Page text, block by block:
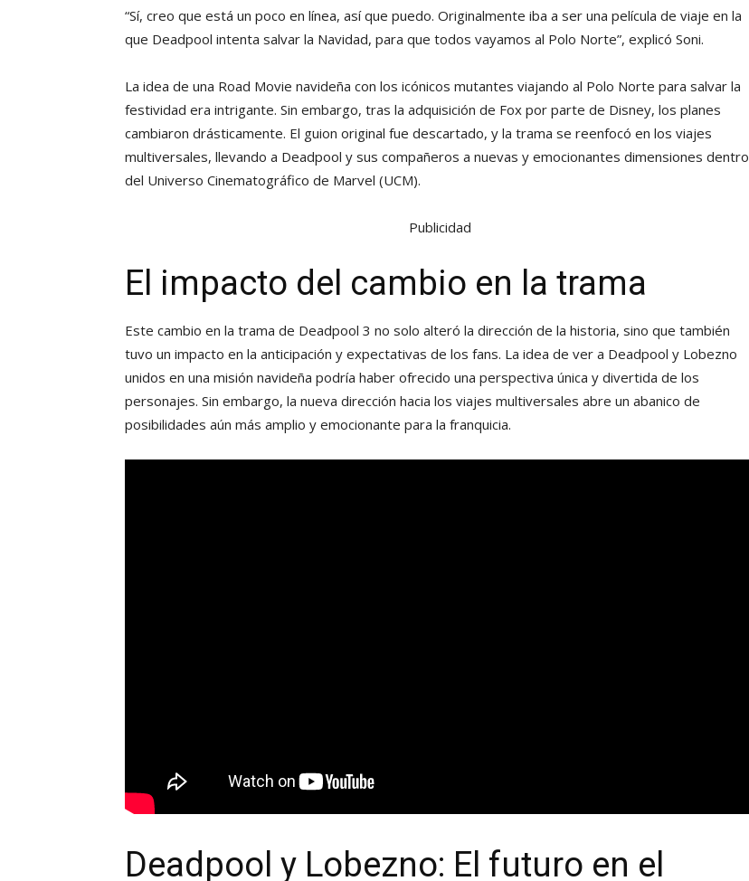
“Sí, creo que está un poco en línea, así que puedo. Originalmente iba a ser una película de viaje en la
que Deadpool intenta salvar la Navidad, para que todos vayamos al Polo Norte”, explicó Soni.
La idea de una Road Movie navideña con los icónicos mutantes viajando al Polo Norte para salvar la
festividad era intrigante. Sin embargo, tras la adquisición de Fox por parte de Disney, los planes
cambiaron drásticamente. El guion original fue descartado, y la trama se reenfocó en los viajes
multiversales, llevando a Deadpool y sus compañeros a nuevas y emocionantes dimensiones dentro
del Universo Cinematográfico de Marvel (UCM).
Publicidad
El impacto del cambio en la trama
Este cambio en la trama de Deadpool 3 no solo alteró la dirección de la historia, sino que también
tuvo un impacto en la anticipación y expectativas de los fans. La idea de ver a Deadpool y Lobezno
unidos en una misión navideña podría haber ofrecido una perspectiva única y divertida de los
personajes. Sin embargo, la nueva dirección hacia los viajes multiversales abre un abanico de
posibilidades aún más amplio y emocionante para la franquicia.
Deadpool y Lobezno: El futuro en el